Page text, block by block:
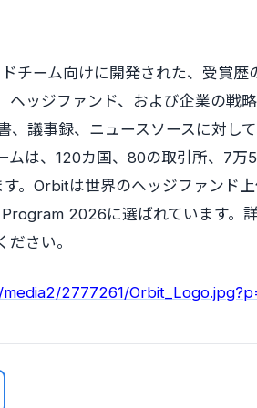
チーム向けに開発された、受賞
ヘッジファンド、および企業の戦
、議事録、ニュースソースに対し
ムは、120カ国、80の取引所、7
。Orbitは世界のヘッジファンド
2026に選ばれています。詳
ださい。
2777261/